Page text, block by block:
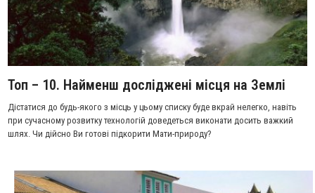
Топ – 10. Найменш досліджені місця на Землі
Дістатися до будь-якого з місць у цьому списку буде вкрай нелегко, навіть
при сучасному розвитку технологій доведеться виконати досить важкий
шлях. Чи дійсно Ви готові підкорити Мати-природу?